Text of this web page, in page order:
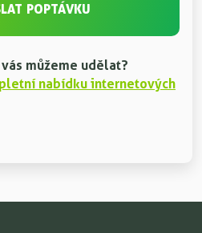
POPTÁVKU
můžeme udělat?
nabídku internetových